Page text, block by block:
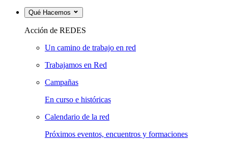
Qué Hacemos
Acción de REDES
Un camino de trabajo en red
Trabajamos en Red
Campañas
En curso e históricas
Calendario de la red
Próximos eventos, encuentros y formaciones